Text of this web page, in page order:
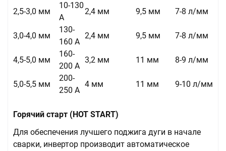
2,5-3,0 мм
10-130
А
2,4 мм 9,5 мм 7-8 л/мм
3,0-4,0 мм
130-
160 А
2,4 мм 9,5 мм 7-8 л/мм
4,5-5,0 мм
160-
200 А
3,2 мм 11 мм 8-9 л/мм
5,0-5,5 мм
200-
250 А
4 мм 11 мм 9-10 л/мм
Горячий старт (HOT START)
Для обеспечения лучшего поджига дуги в начале
сварки, инвертор производит автоматическое